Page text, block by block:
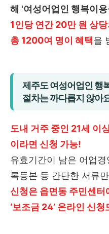
해 '여성어업인 행복이
1인당 연간 20만 원 상
총 1200여 명이 혜택을
제주도 여성어업인 행
절차는 까다롭지 않아
도내 거주 중인 21세 이
이라면 신청 가능!
유효기간이 남은 어업
록등본 등 간단한 서류
신청은 읍면동 주민센
‘보조금 24’ 온라인 신청